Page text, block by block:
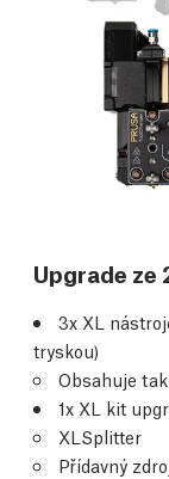
Upgrade ze
3x XL
tryskou)
Obsahuje
1x XL kit
XLSplitter
Přídavný